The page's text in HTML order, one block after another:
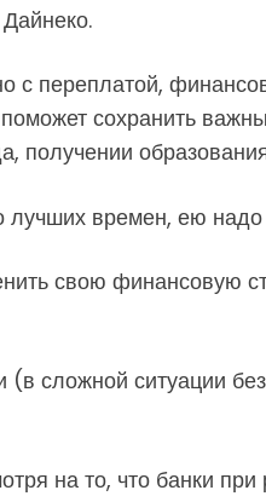
с переплатой,
сохранить
получении
лучших времен, ею надо
свою финансовую
сложной ситуации
на то, что банки